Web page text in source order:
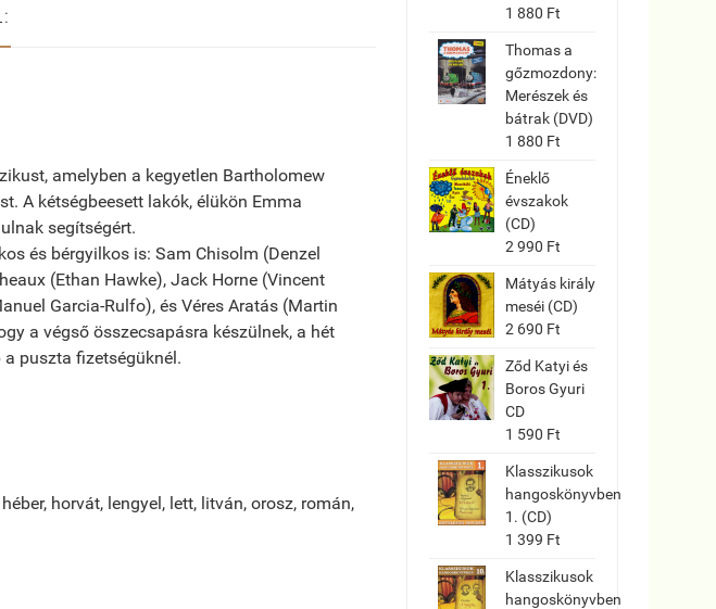
amelyben a kegyetlen Bartholomew
A kétségbeesett lakók, élükön Emma
segítségért.
és bérgyilkos is: Sam Chisolm (Denzel
(Ethan Hawke), Jack Horne (Vincent
Garcia-Rulfo), és Véres Aratás (Martin
a végső összecsapásra készülnek, a hét
puszta fizetségüknél.
horvát, lengyel, lett, litván, orosz, román,
1 880 Ft
Thomas a
gőzmozdony:
Merészek és
bátrak (DVD)
1 880 Ft
Éneklő
évszakok
(CD)
2 990 Ft
Mátyás király
meséi (CD)
2 690 Ft
Ződ Katyi és
Boros Gyuri
CD
1 590 Ft
Klasszikusok
hangoskönyvben
1. (CD)
1 399 Ft
Klasszikusok
hangoskönyvben